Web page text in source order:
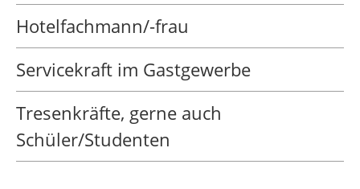
Hotelfachmann/-frau
Servicekraft im Gastgewerbe
Tresenkräfte, gerne auch
Schüler/Studenten